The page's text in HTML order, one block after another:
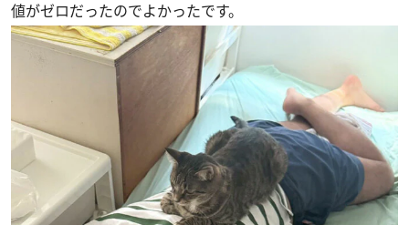
値がゼロだったのでよかったです。